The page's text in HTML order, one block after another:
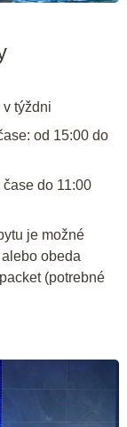
týždni
od 15:00 do
do 11:00
je možné
obeda
(potrebné